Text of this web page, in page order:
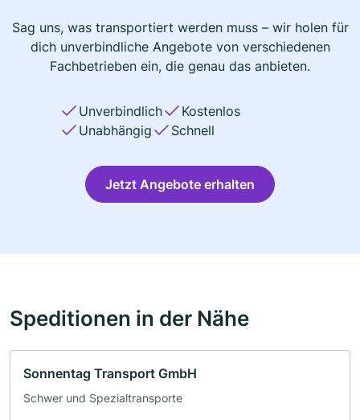
Sag uns, was transportiert werden muss – wir holen für
dich unverbindliche Angebote von verschiedenen
Fachbetrieben ein, die genau das anbieten.
Unverbindlich
Kostenlos
Unabhängig
Schnell
Jetzt Angebote erhalten
Speditionen in der Nähe
Sonnentag Transport GmbH
Schwer und Spezialtransporte